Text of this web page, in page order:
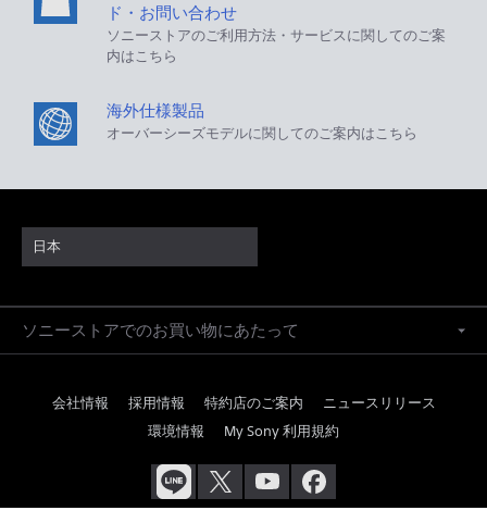
ド・お問い合わせ
ソニーストアのご利用方法・サービスに関してのご案
内はこちら
海外仕様製品
オーバーシーズモデルに関してのご案内はこちら
日本
ソニーストアでのお買い物にあたって
会社情報 採用情報 特約店のご案内
ニュースリリース
環境情報
My Sony 利用規約